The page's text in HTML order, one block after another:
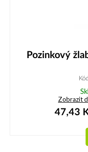
Pozinkový
Zobrazit
47,43